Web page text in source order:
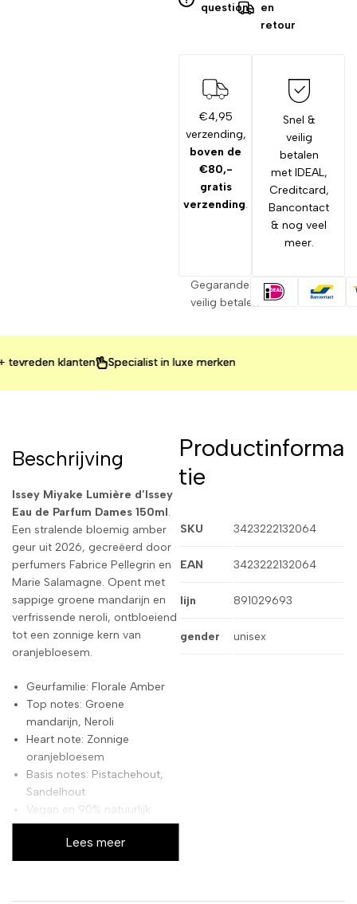
question
en
retour
€4,95
verzending,
boven de
€80,-
gratis
verzending.
Snel &
veilig
betalen
met IDEAL,
Creditcard,
Bancontact
& nog veel
meer.
Gegarandeerd
veilig betalen
klanten Specialist in luxe merken
klanten Specialist in luxe merken
klanten Specialist in luxe merken
Beschrijving
Issey Miyake Lumière d’Issey
Eau de Parfum Dames 150ml.
Een stralende bloemig amber
geur uit 2026, gecreëerd door
perfumers Fabrice Pellegrin en
Marie Salamagne. Opent met
sappige groene mandarijn en
verfrissende neroli, ontbloeiend
tot een zonnige kern van
oranjebloesem.
Geurfamilie: Florale Amber
Top notes: Groene
mandarijn, Neroli
Heart note: Zonnige
oranjebloesem
Basis notes: Pistachehout,
Sandelhout
Vegan en 90% natuurlijk
ingrediënten
Gelanceerd in 2026 als
nieuwe pijlergeur
Lees meer
Productinforma
tie
SKU 3423222132064
EAN 3423222132064
lijn 891029693
gender unisex